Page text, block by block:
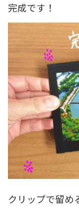
完成です！
クリップで留め